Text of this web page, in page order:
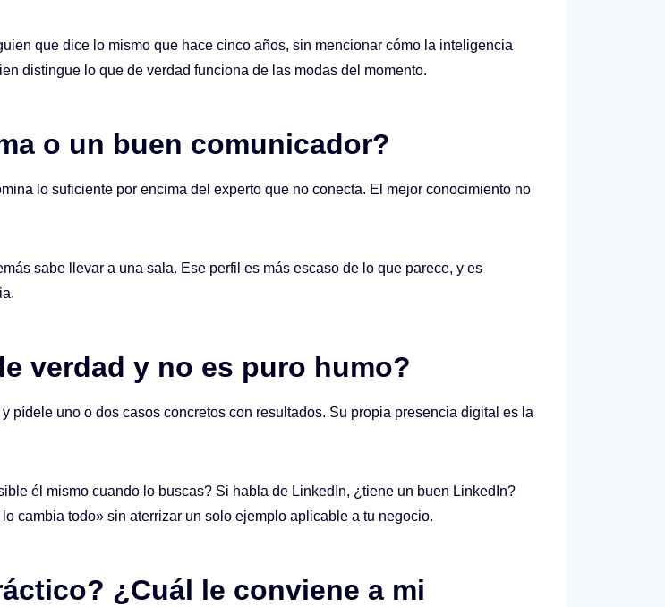
que dice lo mismo que hace cinco años, sin mencionar cómo la inteligencia
distingue lo que de verdad funciona de las modas del momento.
o un buen comunicador?
lo suficiente por encima del experto que no conecta. El mejor conocimiento no
sabe llevar a una sala. Ese perfil es más escaso de lo que parece, y es
verdad y no es puro humo?
pídele uno o dos casos concretos con resultados. Su propia presencia digital es la
él mismo cuando lo buscas? Si habla de LinkedIn, ¿tiene un buen LinkedIn?
cambia todo» sin aterrizar un solo ejemplo aplicable a tu negocio.
¿Cuál le conviene a mi